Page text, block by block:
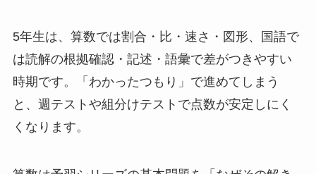
5年生は、算数では割合・比・速さ・図形、国語で
は読解の根拠確認・記述・語彙で差がつきやすい
時期です。「わかったつもり」で進めてしまう
と、週テストや組分けテストで点数が安定しにく
くなります。